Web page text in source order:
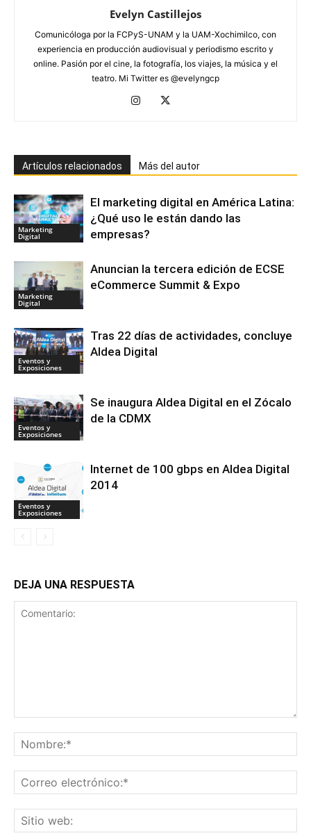
Evelyn Castillejos
Comunicóloga por la FCPyS-UNAM y la UAM-Xochimilco, con
experiencia en producción audiovisual y periodismo escrito y
online. Pasión por el cine, la fotografía, los viajes, la música y el
teatro. Mi Twitter es @evelyngcp
Artículos relacionados Más del autor
Marketing
Digital
El marketing digital en América Latina:
¿Qué uso le están dando las
empresas?
Marketing
Digital
Anuncian la tercera edición de ECSE
eCommerce Summit & Expo
Eventos y
Exposiciones
Tras 22 días de actividades, concluye
Aldea Digital
Eventos y
Exposiciones
Se inaugura Aldea Digital en el Zócalo
de la CDMX
Eventos y
Exposiciones
Internet de 100 gbps en Aldea Digital
2014
DEJA UNA RESPUESTA